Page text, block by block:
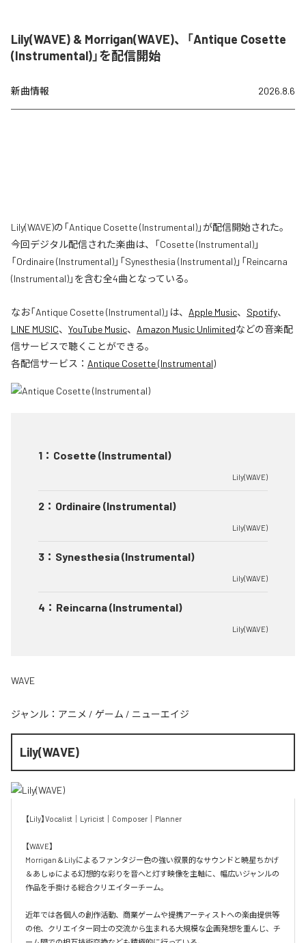
Lily(WAVE) & Morrigan(WAVE)、「Antique Cosette
(Instrumental)」を配信開始
新曲情報 2026.8.6
Lily(WAVE)の「Antique Cosette (Instrumental)」が配信開始された。
今回デジタル配信された楽曲は、「Cosette (Instrumental)」
「Ordinaire (Instrumental)」「Synesthesia (Instrumental)」「Reincarna
(Instrumental)」を含む全4曲となっている。
なお「Antique Cosette (Instrumental)」は、 Apple Music、 Spotify、
LINE MUSIC、 YouTube Music、 Amazon Music Unlimitedなどの音楽配
信サービスで聴くことができる。
各配信サービス： Antique Cosette (Instrumental)
1 ： Cosette (Instrumental)
Lily(WAVE)
2 ： Ordinaire (Instrumental)
Lily(WAVE)
3 ： Synesthesia (Instrumental)
Lily(WAVE)
4 ： Reincarna (Instrumental)
Lily(WAVE)
WAVE
ジャンル： アニメ / ゲーム / ニューエイジ
Lily(WAVE)
【Lily】Vocalist｜Lyricist｜Composer｜Planner
【WAVE】
Morrigan＆Lilyによるファンタジー色の強い叙景的なサウンドと暁星ちかげ
＆あしゅによる幻想的な彩りを音へと灯す映像を主軸に、幅広いジャンルの
作品を手掛ける総合クリエイターチーム。
近年では各個人の創作活動、商業ゲームや提携アーティストへの楽曲提供等
の他、クリエイター同士の交流から生まれる大規模な企画発想を重んじ、チ